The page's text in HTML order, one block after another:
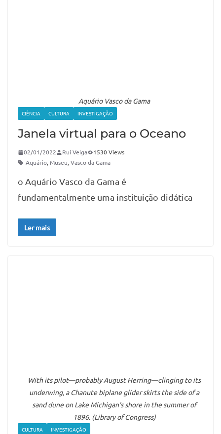
Aquário Vasco da Gama
CIÊNCIA CULTURA INVESTIGAÇÃO
Janela virtual para o Oceano
02/01/2022 Rui Veiga
1530 Views
Aquário, Museu, Vasco da Gama
o Aquário Vasco da Gama é
fundamentalmente uma instituição didática
Ler mais
With its pilot—probably August Herring—clinging to its
underwing, a Chanute biplane glider skirts the side of a
sand dune on Lake Michigan’s shore in the summer of
1896. (Library of Congress)
CULTURA INVESTIGAÇÃO